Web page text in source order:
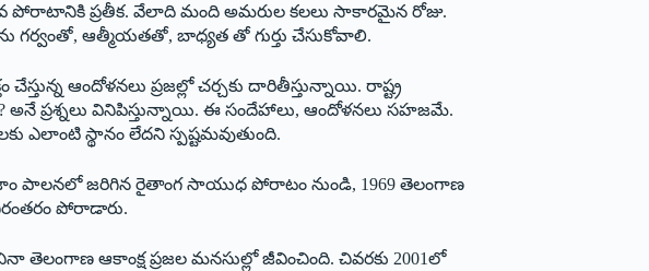
పోరాటానికి ప్రతీక. వేలాది మంది అమరుల కలలు సాకారమైన రోజు.
గర్వంతో, ఆత్మీయతతో, బాధ్యత తో గుర్తు చేసుకోవాలి.
ఆందోళనలు ప్రజల్లో చర్చకు దారితీస్తున్నాయి. రాష్ట్ర
ప్రశ్నలు వినిపిస్తున్నాయి. ఈ సందేహాలు, ఆందోళనలు సహజమే.
ఎలాంటి స్థానం లేదని స్పష్టమవుతుంది.
పాలనలో జరిగిన రైతాంగ సాయుధ పోరాటం నుండి, 1969 తెలంగాణ
పోరాడారు.
ఆకాంక్ష ప్రజల మనసుల్లో జీవించింది. చివరకు 2001లో